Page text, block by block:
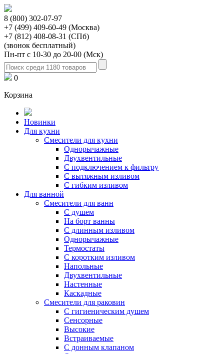
8 (800) 302-07-97
+7 (499) 409-60-49 (Москва)
+7 (812) 408-08-31 (СПб)
(звонок бесплатный)
Пн-пт с 10-30 до 20-00 (Мск)
0
Корзина
Новинки
Для кухни
Смесители для кухни
Однорычажные
Двухвентильные
С подключением к фильтру
С вытяжным изливом
С гибким изливом
Для ванной
Смесители для ванн
С душем
На борт ванны
С длинным изливом
Однорычажные
Термостаты
С коротким изливом
Напольные
Двухвентильные
Настенные
Каскадные
Смесители для раковин
С гигиеническим душем
Сенсорные
Высокие
Встраиваемые
С донным клапаном